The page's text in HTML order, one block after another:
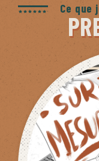
Ce que